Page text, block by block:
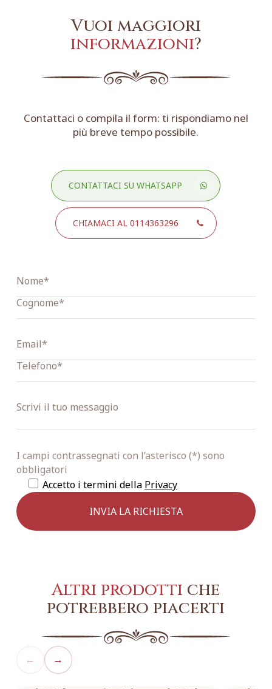
Vuoi maggiori
informazioni?
Contattaci o compila il form: ti rispondiamo nel
più breve tempo possibile.
CONTATTACI SU WHATSAPP
CHIAMACI AL 0114363296
I campi contrassegnati con l’asterisco (*) sono
obbligatori
Accetto i termini della Privacy
Altri prodotti che
potrebbero piacerti
← →